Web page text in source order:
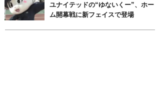
ユナイテッドの“ゆないくー”、ホー
ム開幕戦に新フェイスで登場